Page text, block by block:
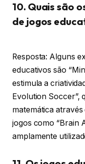
10. Quais são
de jogos
Resposta: Alguns
educativos são
estimula a
Evolution Soccer”,
matemática
jogos como “Brain
amplamente